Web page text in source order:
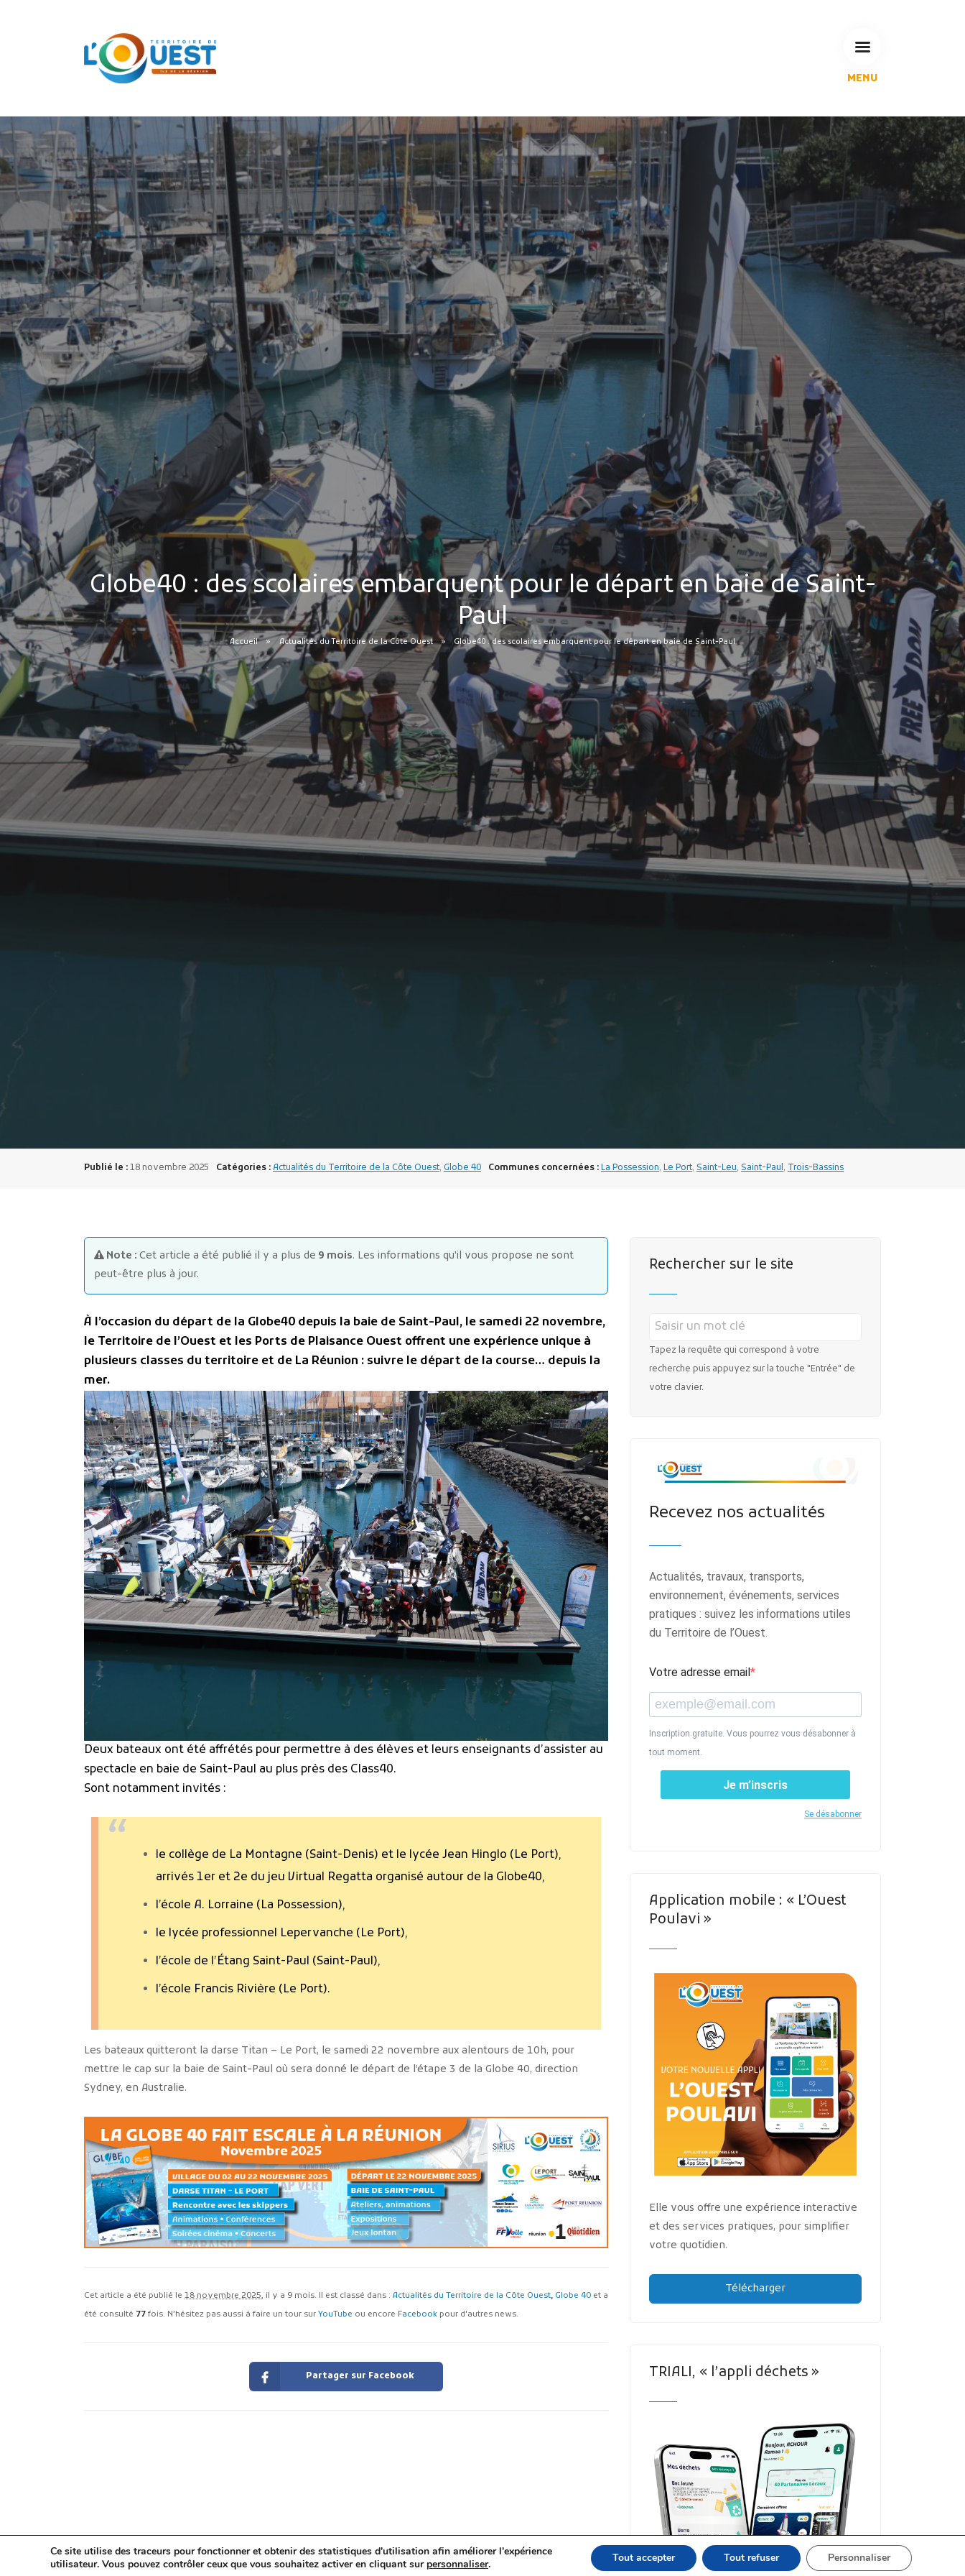
MENU
Espace Habitant
Espace Pro
Espace Pédagogique
RECHERCHE
CALENDRIERS DE COLLECTE
MES DÉMARCHES
Publicité des actes
Marchés publics
Projets financés par l'Europe
Plans d'accès
Globe40 : des scolaires embarquent pour le départ en baie de Saint-
Paul
Accueil Actualités du Territoire de la Côte Ouest Globe40 : des scolaires embarquent pour le départ en baie de Saint-Paul
Publié le :18 novembre 2025 Catégories :Actualités du Territoire de la Côte Ouest, Globe 40 Communes concernées :La Possession, Le Port, Saint-Leu, Saint-Paul, Trois-Bassins
Note : Cet article a été publié il y a plus de 9 mois. Les informations qu'il vous propose ne sont
peut-être plus à jour.
À l’occasion du départ de la Globe40 depuis la baie de Saint-Paul, le samedi 22 novembre,
le Territoire de l’Ouest et les Ports de Plaisance Ouest offrent une expérience unique à
plusieurs classes du territoire et de La Réunion : suivre le départ de la course… depuis la
mer.
Deux bateaux ont été affrétés pour permettre à des élèves et leurs enseignants d’assister au
spectacle en baie de Saint-Paul au plus près des Class40.
Sont notamment invités :
le collège de La Montagne (Saint-Denis) et le lycée Jean Hinglo (Le Port),
arrivés 1er et 2e du jeu Virtual Regatta organisé autour de la Globe40,
l’école A. Lorraine (La Possession),
le lycée professionnel Lepervanche (Le Port),
l’école de l’Étang Saint-Paul (Saint-Paul),
l’école Francis Rivière (Le Port).
Les bateaux quitteront la darse Titan – Le Port, le samedi 22 novembre aux alentours de 10h, pour
mettre le cap sur la baie de Saint-Paul où sera donné le départ de l’étape 3 de la Globe 40, direction
Sydney, en Australie.
Cet article a été publié le 18 novembre 2025, il y a 9 mois. Il est classé dans : Actualités du Territoire de la Côte Ouest, Globe 40 et a
été consulté 77 fois. N'hésitez pas aussi à faire un tour sur YouTube ou encore Facebook pour d'autres news.
Partager sur Facebook
Rechercher sur le site
Tapez la requête qui correspond à votre
recherche puis appuyez sur la touche "Entrée" de
votre clavier.
Recevez nos actualités
Actualités, travaux, transports,
environnement, événements, services
pratiques : suivez les informations utiles
du Territoire de l’Ouest.
Votre adresse email
Inscription gratuite. Vous pourrez vous désabonner à
tout moment.
Je m’inscris
Se désabonner
Application mobile : « L’Ouest
Poulavi »
Elle vous offre une expérience interactive
et des services pratiques, pour simplifier
votre quotidien.
Télécharger
TRIALI, « l’appli déchets »
Ce site utilise des traceurs pour fonctionner et obtenir des statistiques d'utilisation afin améliorer l'expérience
utilisateur. Vous pouvez contrôler ceux que vous souhaitez activer en cliquant sur personnaliser. Tout accepter Tout refuser Personnaliser